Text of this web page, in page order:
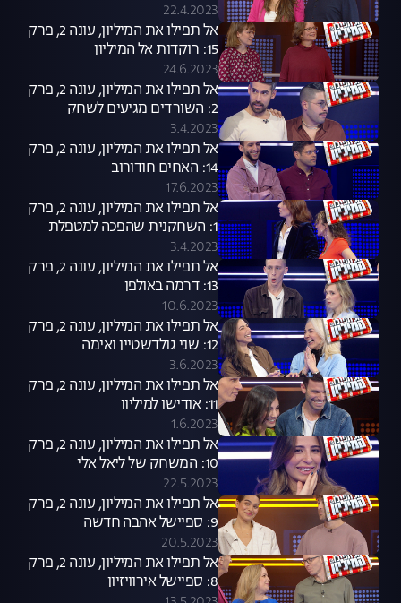
22.4.2023
אל תפילו את המיליון, עונה 2, פרק
15: רוקדות אל המיליון
24.6.2023
אל תפילו את המיליון, עונה 2, פרק
2: השורדים מגיעים לשחק
3.4.2023
אל תפילו את המיליון, עונה 2, פרק
14: האחים חודורוב
17.6.2023
אל תפילו את המיליון, עונה 2, פרק
1: השחקנית שהפכה למטפלת
3.4.2023
אל תפילו את המיליון, עונה 2, פרק
13: דרמה באולפן
10.6.2023
אל תפילו את המיליון, עונה 2, פרק
12: שני גולדשטיין ואימה
3.6.2023
אל תפילו את המיליון, עונה 2, פרק
11: אודישן למיליון
1.6.2023
אל תפילו את המיליון, עונה 2, פרק
10: המשחק של ליאל אלי
22.5.2023
אל תפילו את המיליון, עונה 2, פרק
9: ספיישל אהבה חדשה
20.5.2023
אל תפילו את המיליון, עונה 2, פרק
8: ספיישל אירוויזיון